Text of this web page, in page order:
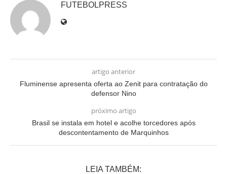
FUTEBOLPRESS
artigo anterior
Fluminense apresenta oferta ao Zenit para contratação do
defensor Nino
próximo artigo
Brasil se instala em hotel e acolhe torcedores após
descontentamento de Marquinhos
LEIA TAMBÉM: